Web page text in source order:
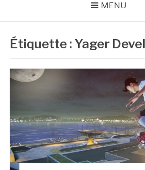
MENU
Étiquette :Yager